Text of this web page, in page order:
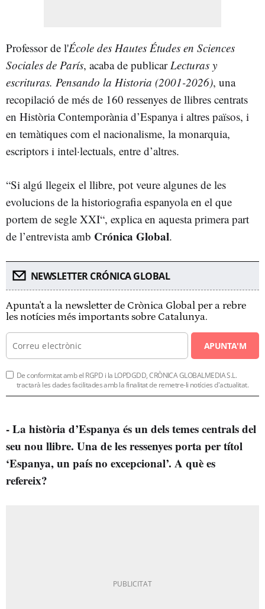
Professor de l'École des Hautes Études en Sciences
Sociales de París, acaba de publicar Lecturas y
escrituras. Pensando la Historia (2001-2026), una
recopilació de més de 160 ressenyes de llibres centrats
en Història Contemporània d’Espanya i altres països, i
en temàtiques com el nacionalisme, la monarquia,
escriptors i intel·lectuals, entre d’altres.
“Si algú llegeix el llibre, pot veure algunes de les
evolucions de la historiografia espanyola en el que
portem de segle XXI“, explica en aquesta primera part
de l’entrevista amb Crónica Global.
NEWSLETTER CRÓNICA GLOBAL
Apunta't a la newsletter de Crònica Global per a rebre
les notícies més importants sobre Catalunya.
APUNTA'M
De conformitat amb el RGPD i la LOPDGDD, CRÒNICA GLOBALMEDIA S.L.
tractarà les dades facilitades amb la finalitat de remetre-li notícies d'actualitat.
- La història d’Espanya és un dels temes centrals del
seu nou llibre. Una de les ressenyes porta per títol
‘Espanya, un país no excepcional’. A què es
refereix?